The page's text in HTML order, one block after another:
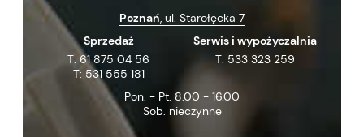
Poznań, ul. Starołęcka 7
Sprzedaż
T:61 875 04 56
T: 531 555 181
Serwis i wypożyczalnia
T: 533 323 259
Pon. - Pt. 8.00 - 16.00
Sob. nieczynne